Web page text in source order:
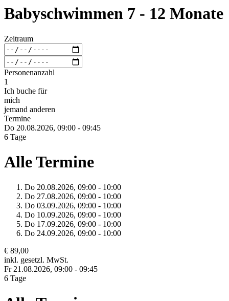
Babyschwimmen 7 - 12 Monate
Zeitraum
Personenanzahl
1
Ich buche für
mich
jemand anderen
Termine
Do 20.08.2026, 09:00 - 09:45
6 Tage
Alle Termine
Do 20.08.2026, 09:00 - 10:00
Do 27.08.2026, 09:00 - 10:00
Do 03.09.2026, 09:00 - 10:00
Do 10.09.2026, 09:00 - 10:00
Do 17.09.2026, 09:00 - 10:00
Do 24.09.2026, 09:00 - 10:00
€ 89,00
inkl. gesetzl. MwSt.
Fr 21.08.2026, 09:00 - 09:45
6 Tage